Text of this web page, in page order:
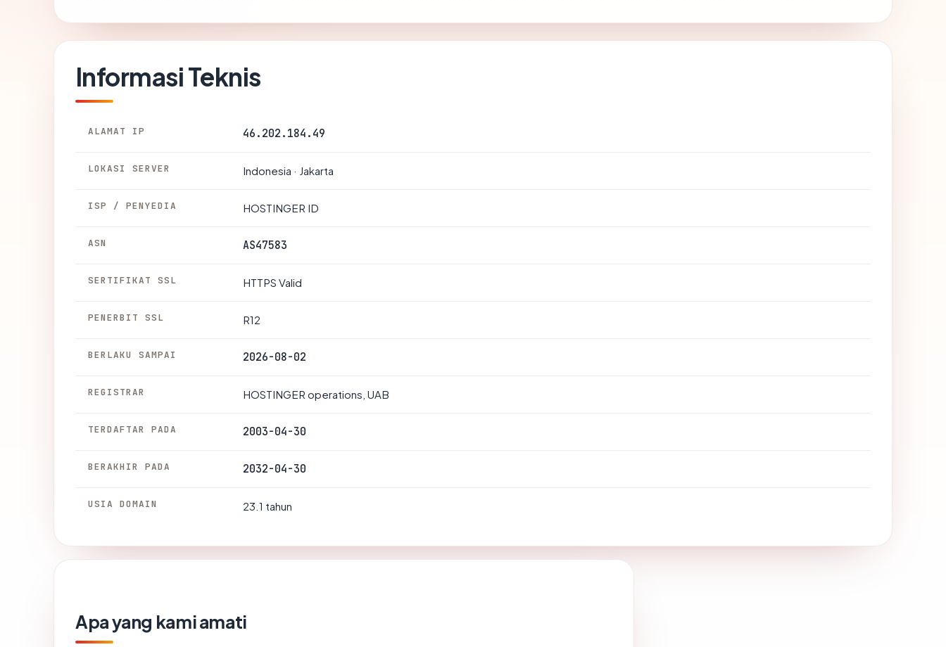
Informasi Teknis
ALAMAT IP 46.202.184.49
LOKASI SERVER Indonesia · Jakarta
ISP / PENYEDIA HOSTINGER ID
ASN AS47583
SERTIFIKAT SSL HTTPS Valid
PENERBIT SSL R12
BERLAKU SAMPAI 2026-08-02
REGISTRAR HOSTINGER operations, UAB
TERDAFTAR PADA 2003-04-30
BERAKHIR PADA 2032-04-30
USIA DOMAIN 23.1 tahun
Apa yang kami amati